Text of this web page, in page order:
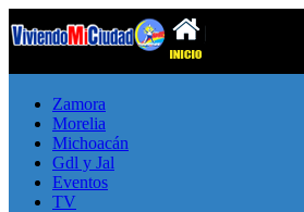
Zamora
Morelia
Michoacán
Gdl y Jal
Eventos
TV